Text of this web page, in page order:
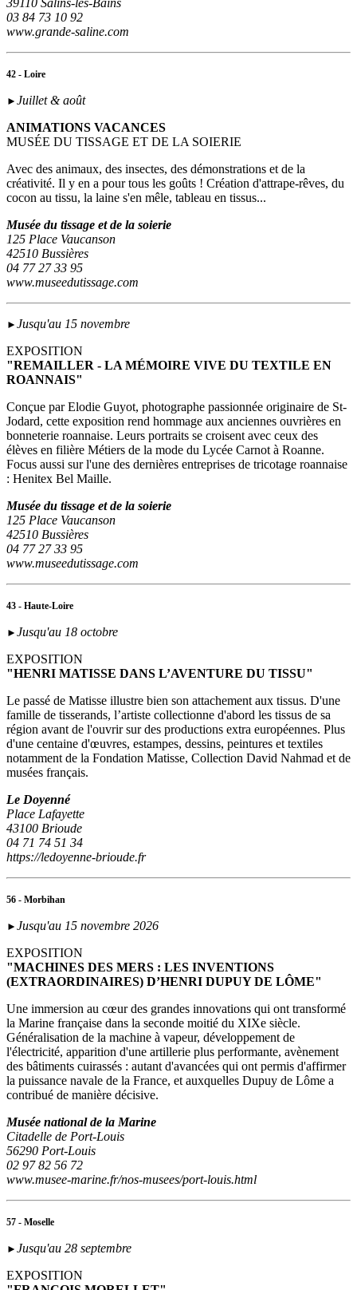
39110 Salins-les-Bains
03 84 73 10 92
www.grande-saline.com
42 - Loire
► Juillet & août
ANIMATIONS VACANCES
MUSÉE DU TISSAGE ET DE LA SOIERIE
Avec des animaux, des insectes, des démonstrations et de la
créativité. Il y en a pour tous les goûts ! Création d'attrape-rêves, du
cocon au tissu, la laine s'en mêle, tableau en tissus...
Musée du tissage et de la soierie
125 Place Vaucanson
42510 Bussières
04 77 27 33 95
www.museedutissage.com
► Jusqu'au 15 novembre
EXPOSITION
"REMAILLER - LA MÉMOIRE VIVE DU TEXTILE EN
ROANNAIS"
Conçue par Elodie Guyot, photographe passionnée originaire de St-
Jodard, cette exposition rend hommage aux anciennes ouvrières en
bonneterie roannaise. Leurs portraits se croisent avec ceux des
élèves en filière Métiers de la mode du Lycée Carnot à Roanne.
Focus aussi sur l'une des dernières entreprises de tricotage roannaise
: Henitex Bel Maille.
Musée du tissage et de la soierie
125 Place Vaucanson
42510 Bussières
04 77 27 33 95
www.museedutissage.com
43 - Haute-Loire
► Jusqu'au 18 octobre
EXPOSITION
"HENRI MATISSE DANS L’AVENTURE DU TISSU"
Le passé de Matisse illustre bien son attachement aux tissus. D'une
famille de tisserands, l’artiste collectionne d'abord les tissus de sa
région avant de l'ouvrir sur des productions extra européennes. Plus
d'une centaine d'œuvres, estampes, dessins, peintures et textiles
notamment de la Fondation Matisse, Collection David Nahmad et de
musées français.
Le Doyenné
Place Lafayette
43100 Brioude
04 71 74 51 34
https://ledoyenne-brioude.fr
56 - Morbihan
► Jusqu'au 15 novembre 2026
EXPOSITION
"MACHINES DES MERS : LES INVENTIONS
(EXTRAORDINAIRES) D’HENRI DUPUY DE LÔME"
Une immersion au cœur des grandes innovations qui ont transformé
la Marine française dans la seconde moitié du XIXe siècle.
Généralisation de la machine à vapeur, développement de
l'électricité, apparition d'une artillerie plus performante, avènement
des bâtiments cuirassés : autant d'avancées qui ont permis d'affirmer
la puissance navale de la France, et auxquelles Dupuy de Lôme a
contribué de manière décisive.
Musée national de la Marine
Citadelle de Port-Louis
56290 Port-Louis
02 97 82 56 72
www.musee-marine.fr/nos-musees/port-louis.html
57 - Moselle
► Jusqu'au 28 septembre
EXPOSITION